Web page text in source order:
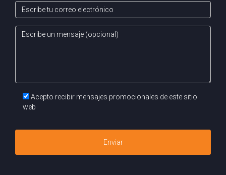
Acepto recibir mensajes promocionales de este sitio
web
Enviar